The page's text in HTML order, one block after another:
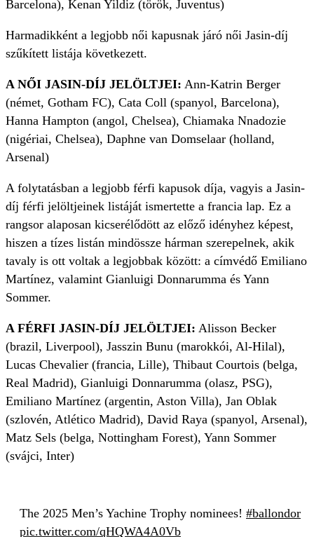
Barcelona), Kenan Yildiz (török, Juventus)
Harmadikként a legjobb női kapusnak járó női Jasin-díj
szűkített listája következett.
A NŐI JASIN-DÍJ JELÖLTJEI: Ann-Katrin Berger
(német, Gotham FC), Cata Coll (spanyol, Barcelona),
Hanna Hampton (angol, Chelsea), Chiamaka Nnadozie
(nigériai, Chelsea), Daphne van Domselaar (holland,
Arsenal)
A folytatásban a legjobb férfi kapusok díja, vagyis a Jasin-
díj férfi jelöltjeinek listáját ismertette a francia lap. Ez a
rangsor alaposan kicserélődött az előző idényhez képest,
hiszen a tízes listán mindössze hárman szerepelnek, akik
tavaly is ott voltak a legjobbak között: a címvédő Emiliano
Martínez, valamint Gianluigi Donnarumma és Yann
Sommer.
A FÉRFI JASIN-DÍJ JELÖLTJEI: Alisson Becker
(brazil, Liverpool), Jasszin Bunu (marokkói, Al-Hilal),
Lucas Chevalier (francia, Lille), Thibaut Courtois (belga,
Real Madrid), Gianluigi Donnarumma (olasz, PSG),
Emiliano Martínez (argentin, Aston Villa), Jan Oblak
(szlovén, Atlético Madrid), David Raya (spanyol, Arsenal),
Matz Sels (belga, Nottingham Forest), Yann Sommer
(svájci, Inter)
The 2025 Men’s Yachine Trophy nominees! #ballondor
pic.twitter.com/qHQWA4A0Vb